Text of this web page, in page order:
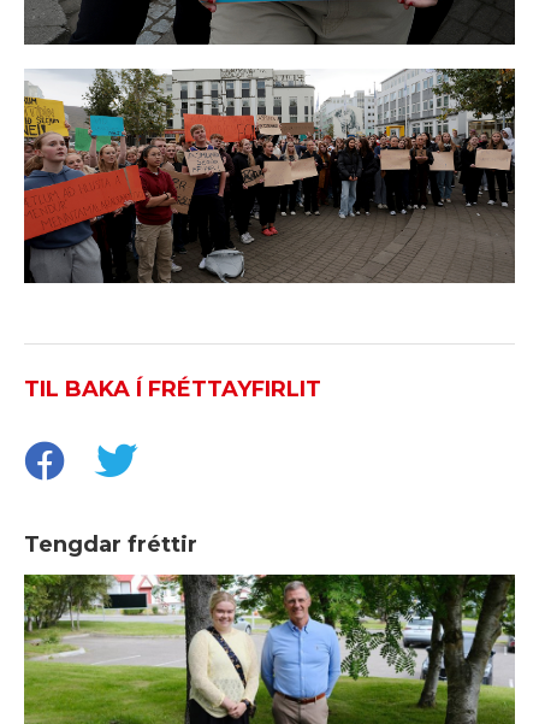
TIL BAKA Í FRÉTTAYFIRLIT
Tengdar fréttir